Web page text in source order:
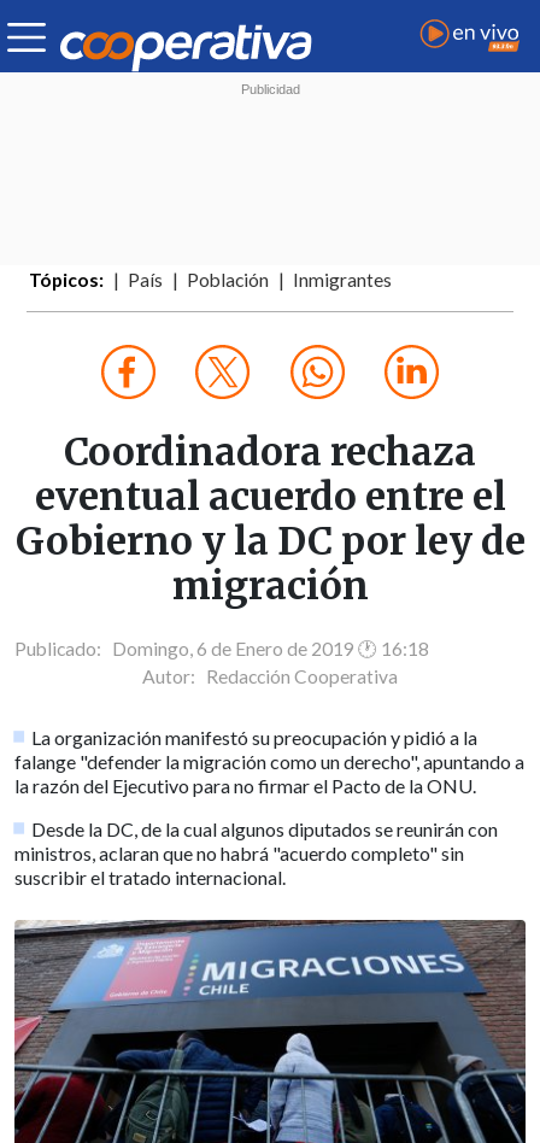
Tópicos: País Población Inmigrantes
Coordinadora rechaza
eventual acuerdo entre el
Gobierno y la DC por ley de
migración
Publicado: Domingo, 6 de Enero de 2019 🕐 16:18
Autor: Redacción Cooperativa
La organización manifestó su preocupación y pidió a la
falange "defender la migración como un derecho", apuntando a
la razón del Ejecutivo para no firmar el Pacto de la ONU.
Desde la DC, de la cual algunos diputados se reunirán con
ministros, aclaran que no habrá "acuerdo completo" sin
suscribir el tratado internacional.